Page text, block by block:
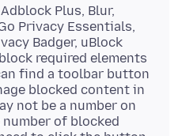
Plus, Blur,
Privacy Essentials,
Badger, uBlock
required elements
find a toolbar button
blocked content in
not be a number on
of blocked